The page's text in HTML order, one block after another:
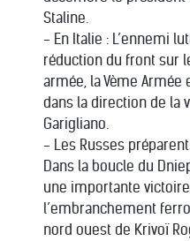
Staline.
- En Italie : L’ennemi
réduction du front sur
armée, la Vème Armée
dans la direction de la
Garigliano.
- Les Russes
Dans la boucle du
une importante
l’embranchement
nord ouest de Krivoï